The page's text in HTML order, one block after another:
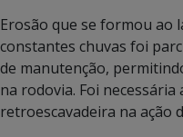
Erosão que se formou ao
constantes chuvas foi
de manutenção,
na rodovia. Foi
retroescavadeira na ação